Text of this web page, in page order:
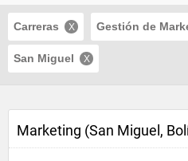
Carreras Gestión de
San Miguel
Marketing (San Miguel,